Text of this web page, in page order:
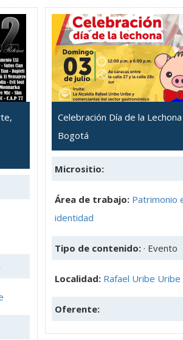
Celebración Día de la
Bogotá
Micrositio:
Área de trabajo: Patrimonio
identidad
Tipo de contenido: · Evento
Localidad: Rafael Uribe Uribe
Oferente: